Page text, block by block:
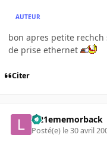
AUTEUR
bon apres petite rechch
de prise ethernet
Citer
le21ememorback
Posté(e) le 30 avril